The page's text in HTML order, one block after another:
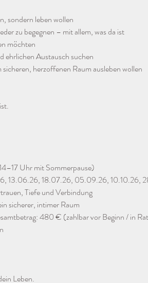
sondern leben wollen
zu begegnen – mit allem, was da ist
möchten
ehrlichen Austausch suchen
herzoffenen Raum ausleben wollen
Uhr mit Sommerpause)
13.06.26, 18.07.26, 05.09.26, 10.10.26,
Tiefe und Verbindung
sicherer, intimer Raum
480 € (zahlbar vor Beginn / in
Leben.